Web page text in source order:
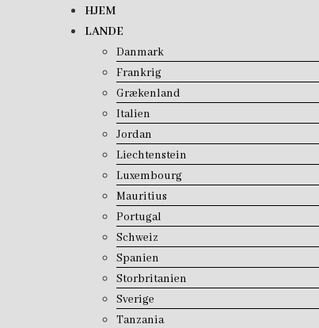
HJEM
LANDE
Danmark
Frankrig
Grækenland
Italien
Jordan
Liechtenstein
Luxembourg
Mauritius
Portugal
Schweiz
Spanien
Storbritanien
Sverige
Tanzania